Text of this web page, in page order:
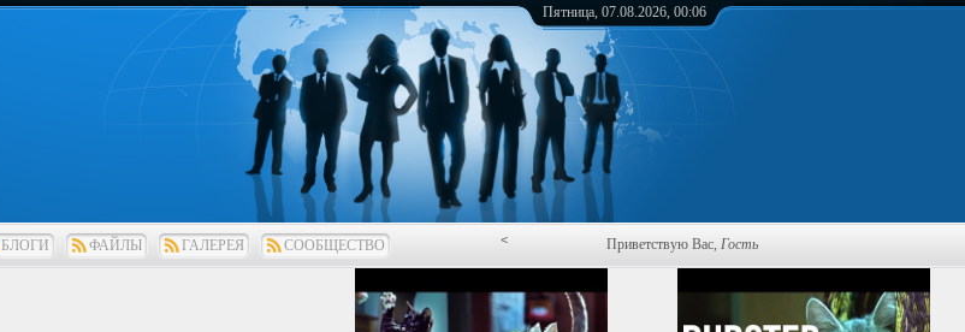
Пятница, 07.08.2026, 00:06
БЛОГИ ФАЙЛЫ ГАЛЕРЕЯ СООБЩЕСТВО < Приветствую Вас, Гость